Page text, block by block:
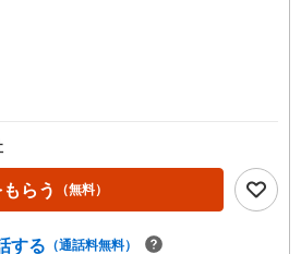
らう （無料）
する （通話料無料）